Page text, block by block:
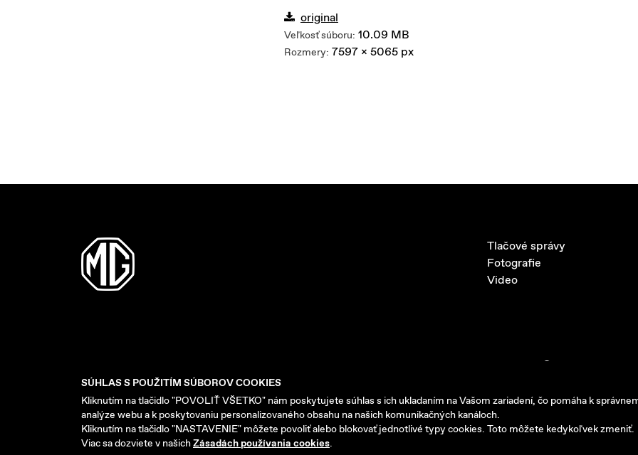
original
Veľkosť súboru: 10.09 MB
Rozmery: 7597 x 5065 px
Tlačové správy
Fotografie
Video
Copyright © 2026 AB
Vyrobilo Picabo.cz, a.s.
SÚHLAS S POUŽITÍM SÚBOROV COOKIES
Kliknutím na tlačidlo "POVOLIŤ VŠETKO" nám poskytujete súhlas s ich ukladaním na Vašom zariadení, čo pomáha k
analýze webu a k poskytovaniu personalizovaného obsahu na našich komunikačných kanáloch.
Kliknutím na tlačidlo "NASTAVENIE" môžete povoliť alebo blokovať jednotlivé typy cookies. Toto môžete kedykoľvek zmeniť.
Viac sa dozviete v našichZásadách používania cookies.